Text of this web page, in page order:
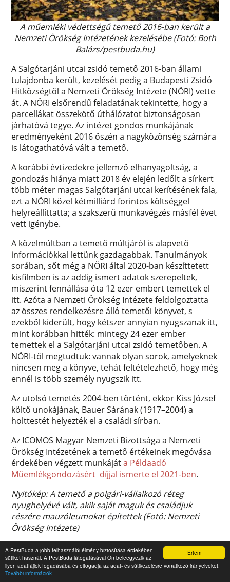
Értem
A PestBuda a jobb felhasználói élmény biztosítása érdekében
sütiket használ. A PestBuda látogatásával Ön beleegyezik az
ilyen adatfájlok fogadásába és elfogadja az adat- és sütikezelésre vonatkozó irányelveket.
További információk
A műemléki védettségű temető 2016-ban került a
Nemzeti Örökség Intézetének kezelésébe (Fotó: Both
Balázs/pestbuda.hu)
A Salgótarjáni utcai zsidó temető 2016-ban állami
tulajdonba került, kezelését pedig a Budapesti Zsidó
Hitközségtől a Nemzeti Örökség Intézete (NÖRI) vette
át. A NÖRI elsőrendű feladatának tekintette, hogy a
parcellákat összekötő úthálózatot biztonságosan
járhatóvá tegye. Az intézet gondos munkájának
eredményeként 2016 őszén a nagyközönség számára
is látogathatóvá vált a temető.
A korábbi évtizedekre jellemző elhanyagoltság, a
gondozás hiánya miatt 2018 év elején ledőlt a sírkert
több méter magas Salgótarjáni utcai kerítésének fala,
ezt a NÖRI közel kétmilliárd forintos költséggel
helyreállíttatta; a szakszerű munkavégzés másfél évet
vett igénybe.
A közelmúltban a temető múltjáról is alapvető
információkkal lettünk gazdagabbak. Tanulmányok
sorában, sőt még a NÖRI által 2020-ban készíttetett
kisfilmben is az addig ismert adatok szerepeltek,
miszerint fennállása óta 12 ezer embert temettek el
itt. Azóta a Nemzeti Örökség Intézete feldolgoztatta
az összes rendelkezésre álló temetői könyvet, s
ezekből kiderült, hogy kétszer annyian nyugszanak itt,
mint korábban hitték: mintegy 24 ezer ember
temettek el a Salgótarjáni utcai zsidó temetőben. A
NÖRI-től megtudtuk: vannak olyan sorok, amelyeknek
nincsen meg a könyve, tehát feltételezhető, hogy még
ennél is több személy nyugszik itt.
Az utolsó temetés 2004-ben történt, ekkor Kiss József
költő unokájának, Bauer Sárának (1917–2004) a
holttestét helyezték el a családi sírban.
Az ICOMOS Magyar Nemzeti Bizottsága a Nemzeti
Örökség Intézetének a temető értékeinek megóvása
érdekében végzett munkájáta Példaadó
Műemlékgondozásért díjjal ismerte el 2021-ben.
Nyitókép: A temető a polgári-vállalkozó réteg
nyughelyévé vált, akik saját maguk és családjuk
részére mauzóleumokat építettek (Fotó: Nemzeti
Örökség Intézete)
150 éve,1873,Budapest,Fellner Sándor,
Józsefváros,Lajta Béla,magyar örökség,Millisits
Máté,Nemzeti Örökség Intézete,Örökségünk,